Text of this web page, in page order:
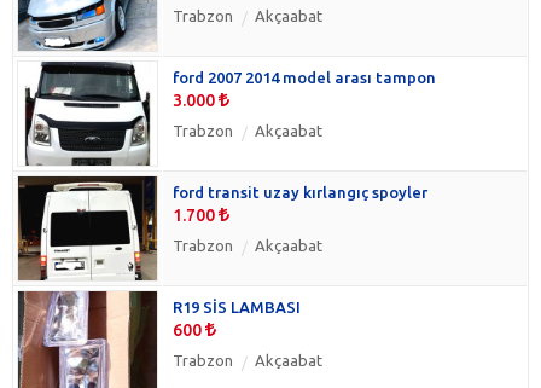
Trabzon Akçaabat
ford 2007 2014 model arası tampon
3.000
Trabzon Akçaabat
ford transit uzay kırlangıç spoyler
1.700
Trabzon Akçaabat
R19 SİS LAMBASI
600
Trabzon Akçaabat